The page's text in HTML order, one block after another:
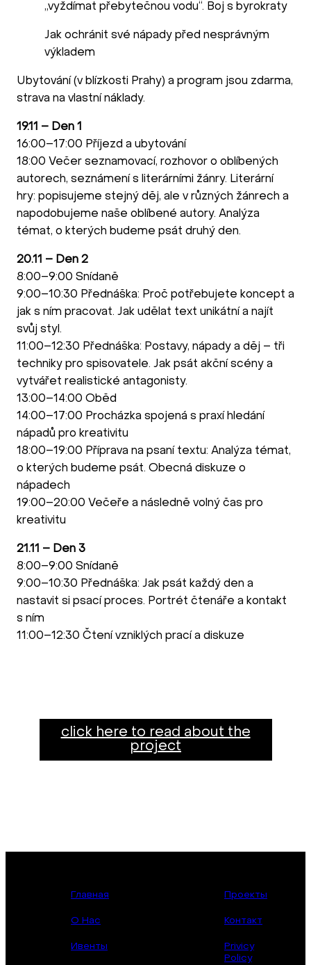
„vyždímat přebytečnou vodu“. Boj s byrokraty
Jak ochránit své nápady před nesprávným
výkladem
Ubytování (v blízkosti Prahy) a program jsou zdarma,
strava na vlastní náklady.
19.11 – Den 1
16:00–17:00 Příjezd a ubytování
18:00 Večer seznamovací, rozhovor o oblíbených
autorech, seznámení s literárními žánry. Literární
hry: popisujeme stejný děj, ale v různých žánrech a
napodobujeme naše oblíbené autory. Analýza
témat, o kterých budeme psát druhý den.
20.11 – Den 2
8:00–9:00 Snídaně
9:00–10:30 Přednáška: Proč potřebujete koncept a
jak s ním pracovat. Jak udělat text unikátní a najít
svůj styl.
11:00–12:30 Přednáška: Postavy, nápady a děj – tři
techniky pro spisovatele. Jak psát akční scény a
vytvářet realistické antagonisty.
13:00–14:00 Oběd
14:00–17:00 Procházka spojená s praxí hledání
nápadů pro kreativitu
18:00–19:00 Příprava na psaní textu: Analýza témat,
o kterých budeme psát. Obecná diskuze o
nápadech
19:00–20:00 Večeře a následně volný čas pro
kreativitu
21.11 – Den 3
8:00–9:00 Snídaně
9:00–10:30 Přednáška: Jak psát každý den a
nastavit si psací proces. Portrét čtenáře a kontakt
s ním
11:00–12:30 Čtení vzniklých prací a diskuze
click here to read about the
project
Главная
О Нас
Ивенты
Проекты
Контакт
Privicy
Policy